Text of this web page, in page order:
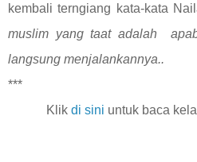
kembali terngiang kata-kata
muslim yang taat adalah
langsung menjalankannya..
***
Klik di sini untuk baca